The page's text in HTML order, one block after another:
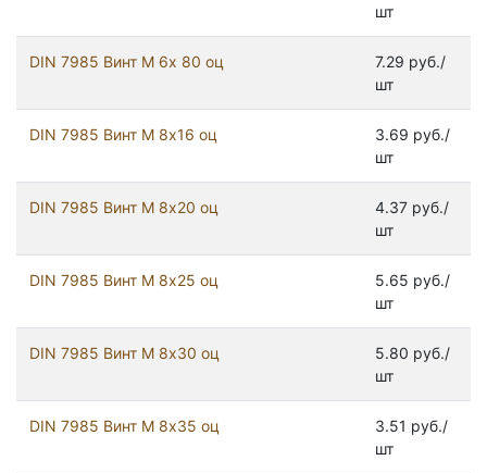
шт
DIN 7985 Винт М 6х 80 оц
7.29 руб./
шт
DIN 7985 Винт М 8х16 оц
3.69 руб./
шт
DIN 7985 Винт М 8х20 оц
4.37 руб./
шт
DIN 7985 Винт М 8х25 оц
5.65 руб./
шт
DIN 7985 Винт М 8х30 оц
5.80 руб./
шт
DIN 7985 Винт М 8х35 оц
3.51 руб./
шт